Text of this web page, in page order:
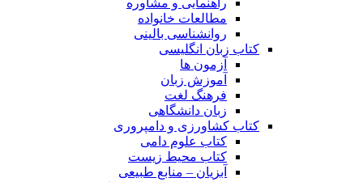
مطالعات خانواده
روانشناسی بالینی
کتاب زبان انگلیسی
آزمون ها
آموزش زبان
فرهنگ لغت
زبان دانشگاهی
کتاب کشاورزی و دامپروری
کتاب علوم دامی
کتاب محیط زیست
آبزیان – منابع طبیعی